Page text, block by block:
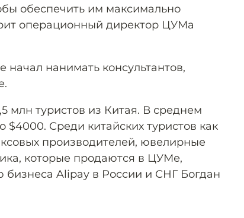
обеспечить им максимально
операционный директор ЦУМа
нанимать консультантов,
млн туристов из Китая. В среднем
$4000. Среди китайских туристов как
производителей, ювелирные
которые продаются в ЦУМе,
бизнеса Alipay в России и СНГ Богдан